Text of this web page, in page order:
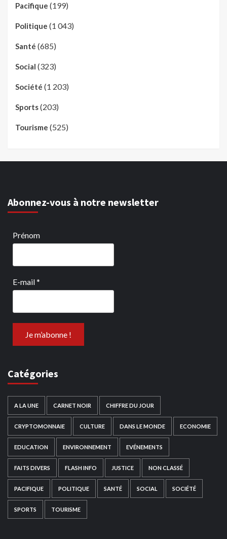
Pacifique (199)
Politique (1 043)
Santé (685)
Social (323)
Société (1 203)
Sports(203)
Tourisme (525)
Abonnez-vous à notre newsletter
Prénom
E-mail*
Catégories
A LA UNE CARNET NOIR CHIFFRE DU JOUR
CRYPTOMONNAIE CULTURE DANS LE MONDE ECONOMIE
EDUCATION ENVIRONNEMENT EVÉNEMENTS
FAITS DIVERS FLASH INFO JUSTICE NON CLASSÉ
PACIFIQUE POLITIQUE SANTÉ SOCIAL SOCIÉTÉ
SPORTS TOURISME